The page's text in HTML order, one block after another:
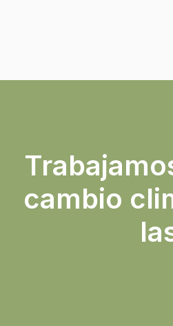
cambio